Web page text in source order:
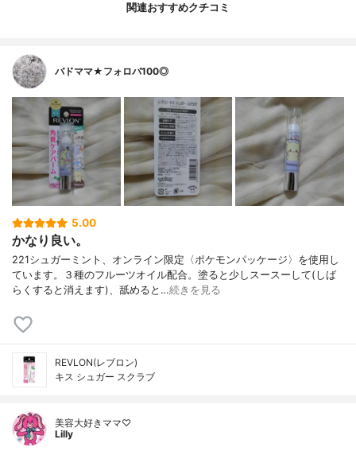
関連おすすめクチコミ
バドママ★フォロバ100◎
5.00
かなり良い。
221シュガーミント、オンライン限定〈ポケモンパッケージ〉を使用し
ています。３種のフルーツオイル配合。塗ると少しスースーして(しば
らくすると消えます)、舐めると…続きを見る
REVLON(レブロン)
キス シュガー スクラブ
美容大好きママ♡
Lilly